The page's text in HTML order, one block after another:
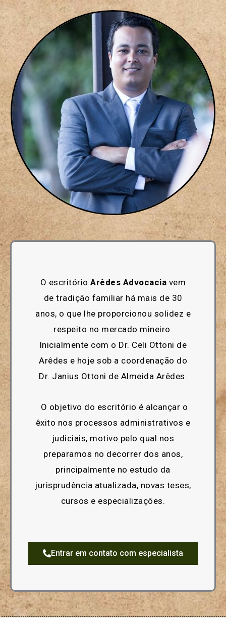
O escritórioArêdes Advocacia vem
de tradição familiar há mais de 30
anos, o que lhe proporcionou solidez e
respeito no mercado mineiro.
Inicialmente com o Dr. Celi Ottoni de
Arêdes e hoje sob a coordenação do
Dr. Janius Ottoni de Almeida Arêdes.
O objetivo do escritório é alcançar o
êxito nos processos administrativos e
judiciais, motivo pelo qual nos
preparamos no decorrer dos anos,
principalmente no estudo da
jurisprudência atualizada, novas teses,
cursos e especializações.
Entrar em contato com especialista